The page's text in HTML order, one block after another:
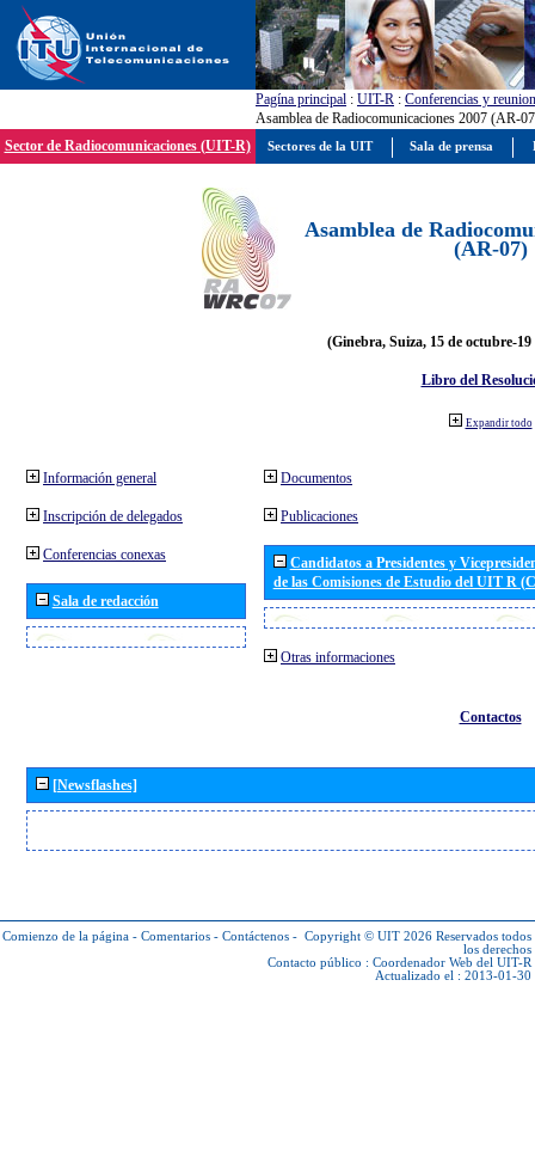
Pagína principal : UIT-R : Conferencias y
Asamblea de Radiocomunicaciones 2007 (AR-
Sector de Radiocomunicaciones (UIT-R)
Asamblea de
(AR-07)
(Ginebra, Suiza, 15 de octubre-19
Libro del
Expandir todo
Información general
Inscripción de delegados
Conferencias conexas
Sala de redacción
Documentos
Publicaciones
Candidatos a Presidentes y
de las Comisiones de Estudio del UIT R
Otras informaciones
Contactos
[Newsflashes]
Comienzo de la página - Comentarios - Contáctenos - Copyright © UIT 2026 Reservados todos
los derechos
Contacto público : Coordenador Web del UIT-R
Actualizado el : 2013-01-30
Sectores de la UIT Sala de prensa